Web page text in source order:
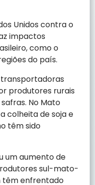
Unidos contra o
impactos
como o
do país.
produtores rurais
No Mato
colheita de soja e
têm sido
um aumento de
sul-mato-
têm enfrentado